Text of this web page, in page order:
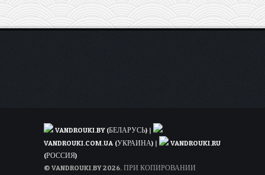
от
48€
туда-
VANDROUKI.BY (БЕЛАРУСЬ) |
VANDROUKI.COM.UA (УКРАИНА) |
VANDROUKI.RU
(РОССИЯ)
© VANDROUKI.BY 2026. ПРИ КОПИРОВАНИИ